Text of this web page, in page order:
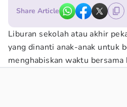
Share Article
Liburan sekolah atau akhir
yang dinanti anak-anak untuk
menghabiskan waktu bersama